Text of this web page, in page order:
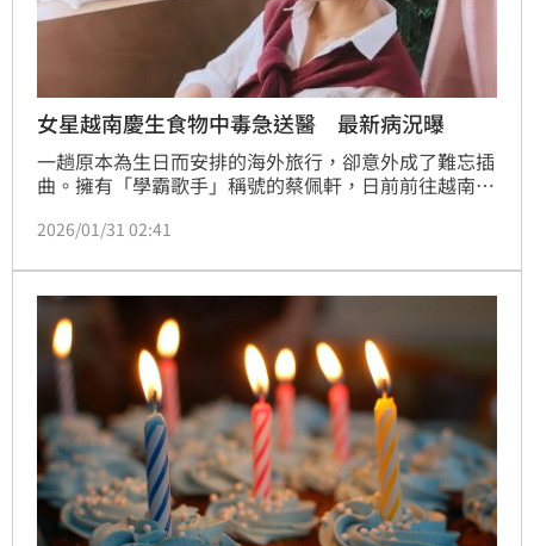
女星越南慶生食物中毒急送醫 最新病況曝
一趟原本為生日而安排的海外旅行，卻意外成了難忘插
曲。擁有「學霸歌手」稱號的蔡佩軒，日前前往越南會
如其來的狀況不僅打亂原有行程，也讓這趟慶生之旅留
2026/01/31 02:41